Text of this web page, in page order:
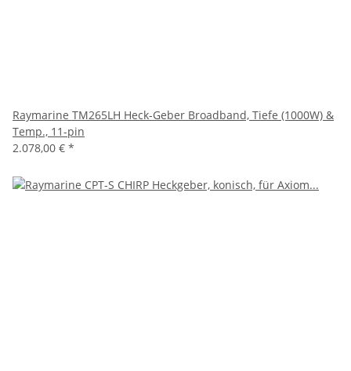
Raymarine TM265LH Heck-Geber Broadband, Tiefe (1000W) &
Temp., 11-pin
2.078,00 € *